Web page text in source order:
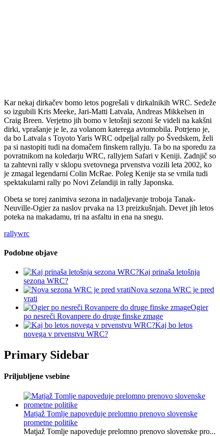
Kar nekaj dirkačev bomo letos pogrešali v dirkalnikih WRC. Sedeže
so izgubili Kris Meeke, Jari-Matti Latvala, Andreas Mikkelsen in
Craig Breen. Verjetno jih bomo v letošnji sezoni še videli na kakšni
dirki, vprašanje je le, za volanom katerega avtomobila. Potrjeno je,
da bo Latvala s Toyoto Yaris WRC odpeljal rally po Švedskem, želi
pa si nastopiti tudi na domačem finskem rallyju. Ta bo na sporedu za
povratnikom na koledarju WRC, rallyjem Safari v Keniji. Zadnjič so
ta zahtevni rally v sklopu svetovnega prvenstva vozili leta 2002, ko
je zmagal legendarni Colin McRae. Poleg Kenije sta se vrnila tudi
spektakularni rally po Novi Zelandiji in rally Japonska.
Obeta se torej zanimiva sezona in nadaljevanje troboja Tanak-
Neuville-Ogier za naslov prvaka na 13 preizkušnjah. Devet jih letos
poteka na makadamu, tri na asfaltu in ena na snegu.
rallywrc
Podobne objave
Kaj prinaša letošnja
sezona WRC?
Nova sezona WRC je pred
vrati
Ogier
po nesreči Rovanpere do druge finske zmage
Kaj bo letos
novega v prvenstvu WRC?
Primary Sidebar
Priljubljene vsebine
Matjaž Tomlje napoveduje prelomno prenovo slovenske
prometne politike
Matjaž Tomlje napoveduje prelomno prenovo slovenske pro...